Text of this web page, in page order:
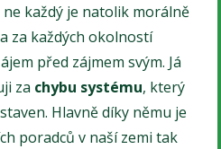
ne každý je natolik morálně
za každých okolností
před zájmem svým. Já
za chybu systému, který
Hlavně díky němu je
poradců v naší zemi tak